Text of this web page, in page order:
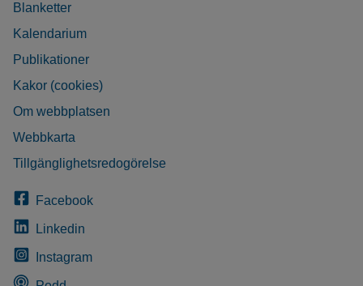
Blanketter
Kalendarium
Publikationer
Kakor (cookies)
Om webbplatsen
Webbkarta
Tillgänglighetsredogörelse
Facebook
Linkedin
Instagram